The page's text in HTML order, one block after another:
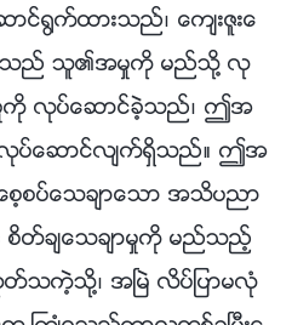
႐ြက္ထားသည္၊ ေက်းဇူးေ
သည္ သူ၏အမႈကို မည္သို႔ လု
ႈကို လုပ္ေဆာင္ခဲ့သည္၊ ဤအ
လုပ္ေဆာင္လ်က္ရွိသည္။ ဤအ
စပ္ေသခ်ာေသာ အသိပညာ
စိတ္ခ်ေသခ်ာမႈကို မည္သည့္
သကဲ့သို႔၊ အၿမဲ လိပ္ျပာမလုံ